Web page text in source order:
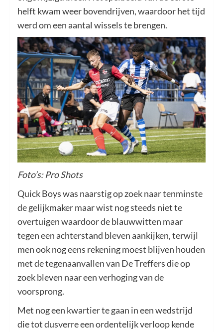
helft kwam weer bovendrijven, waardoor het tijd
werd om een aantal wissels te brengen.
Foto’s: Pro Shots
Quick Boys was naarstig op zoek naar tenminste
de gelijkmaker maar wist nog steeds niet te
overtuigen waardoor de blauwwitten maar
tegen een achterstand bleven aankijken, terwijl
men ook nog eens rekening moest blijven houden
met de tegenaanvallen van De Treffers die op
zoek bleven naar een verhoging van de
voorsprong.
Met nog een kwartier te gaan in een wedstrijd
die tot dusverre een ordentelijk verloop kende